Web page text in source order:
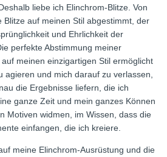
liebe ich Elinchrom-Blitze. Von
Blitze auf meinen Stil abgestimmt, der
und Ehrlichkeit der
perfekte Abstimmung meiner
meinen einzigartigen Stil ermöglicht
agieren und mich darauf zu verlassen,
die Ergebnisse liefern, die ich
ganze Zeit und mein ganzes Können
Motiven widmen, im Wissen, dass die
einfangen, die ich kreiere.
meine Elinchrom-Ausrüstung und die